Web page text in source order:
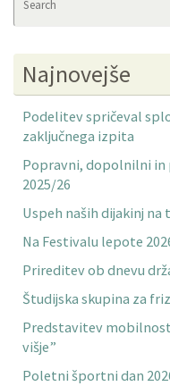
Najnovejše
Podelitev spričeval
zaključnega izpita
Popravni, dopolnilni in
2025/26
Uspeh naših dijakinj na
Na Festivalu lepote
Prireditev ob dnevu
Študijska skupina za
Predstavitev
višje”
Poletni športni dan